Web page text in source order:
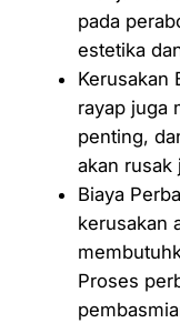
pada
estetika
Kerusakan
rayap juga
penting,
akan rusak
Biaya
kerusakan
Proses